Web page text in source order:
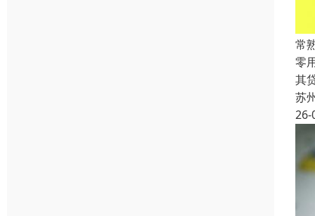
常
零
其
苏
26-